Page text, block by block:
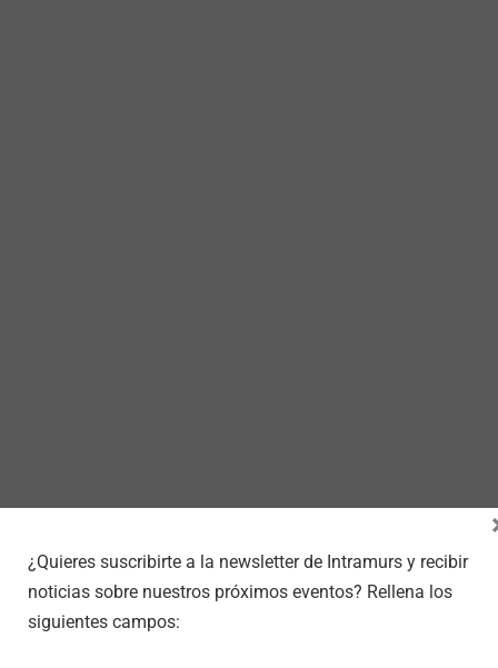
¿Quieres suscribirte a la newsletter de Intramurs y recibir
noticias sobre nuestros próximos eventos? Rellena los
siguientes campos: